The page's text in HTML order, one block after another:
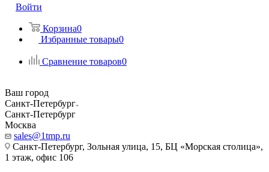
Войти
Корзина0
Избранные товары0
Сравнение товаров0
Ваш город
Санкт-Петербург
Санкт-Петербург
Москва
sales@1tmp.ru
Санкт-Петербург, Зольная улица, 15, БЦ «Морская столица»,
1 этаж, офис 106